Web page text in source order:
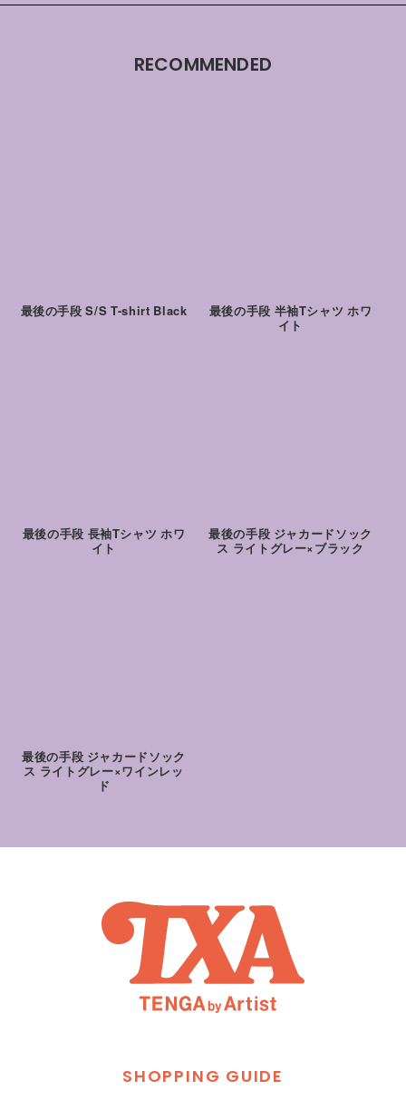
RECOMMENDED
最後の手段 S/S T-shirt Black
最後の手段 半袖Tシャツ ホワ
イト
最後の手段 長袖Tシャツ ホワ
イト
最後の手段 ジャカードソック
ス ライトグレー×ブラック
最後の手段 ジャカードソック
ス ライトグレー×ワインレッ
ド
SHOPPING GUIDE